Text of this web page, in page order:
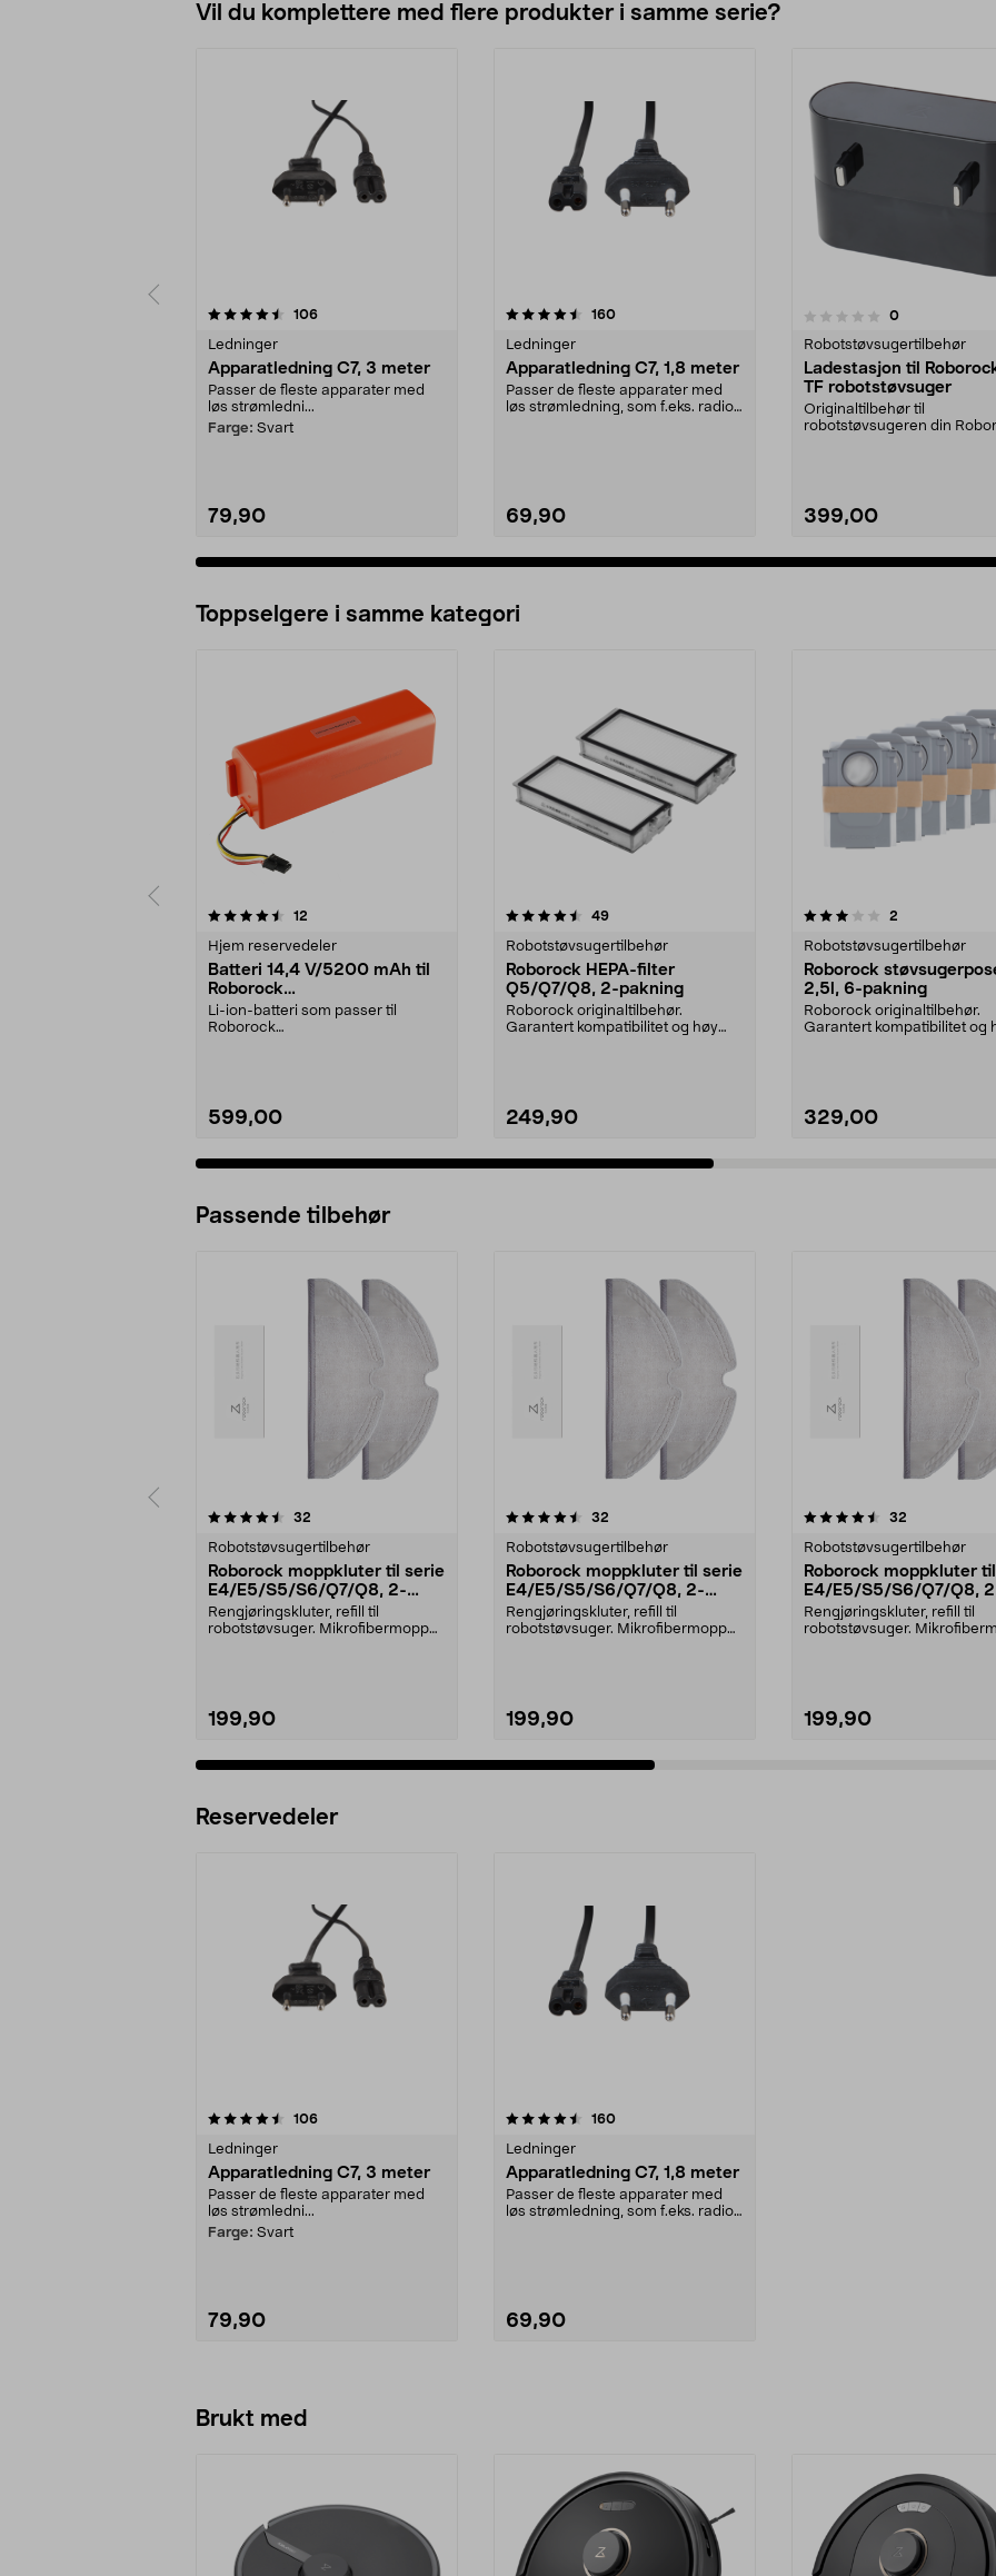
Vil du komplettere med flere produkter i samme serie?
106anmeldelser
Ledninger
Apparatledning C7, 3 meter
Passer de fleste apparater med
løs strømledni...
Farge: Svart
79,90
4.5av 5 stjerner 160anmeldelser
Ledninger
Apparatledning C7, 1,8 meter
Passer de fleste apparater med
løs strømledning, som f.eks. radio,
69,90
0.0 av 5 stjerner 0anmeldelser
Robotstøvsugertilbehør
Ladestasjon til
TF robotstøvsuger
Originaltilbehør til
robotstøvsugeren din
399,00
0.0av 5 stjerner
Toppselgere i samme kategori
12
Hjem reservedeler
Batteri 14,4 V/5200 mAh til
Roborock
S5/S6/S7/S8/Q7/E4/E5
Li-ion-batteri som passer til
Roborock
599,00
4.5 av 5 stjerner 49anmeldelser
Robotstøvsugertilbehør
Roborock HEPA-filter
Q5/Q7/Q8, 2-pakning
Roborock originaltilbehør.
Garantert kompatibilitet og høy
249,90
3.0 av 5 stjerner 2
Robotstøvsugertilbehør
Roborock
2,5l, 6-pakning
Roborock originaltilbehør.
Garantert kompatibilitet og
329,00
4.0 av 5 stjerner
Passende tilbehør
32
Robotstøvsugertilbehør
Roborock moppkluter til serie
E4/E5/S5/S6/Q7/Q8, 2-
pakning
Rengjøringskluter, refill til
robotstøvsuger. Mikrofibermopper
199,90
4.5av 5 stjerner 32
Robotstøvsugertilbehør
Roborock moppkluter til serie
E4/E5/S5/S6/Q7/Q8, 2-
pakning
Rengjøringskluter, refill til
robotstøvsuger. Mikrofibermopper
199,90
4.5av 5 stjerner 32
Robotstøvsugertilbehør
Roborock moppkluter
E4/E5/S5/S6/Q7/Q8,
pakning
Rengjøringskluter, refill til
robotstøvsuger.
199,90
4.5av 5 stjerner
Reservedeler
106anmeldelser
Ledninger
Apparatledning C7, 3 meter
Passer de fleste apparater med
løs strømledni...
Farge: Svart
79,90
4.5av 5 stjerner 160anmeldelser
Ledninger
Apparatledning C7, 1,8 meter
Passer de fleste apparater med
løs strømledning, som f.eks. radio,
69,90
Brukt med